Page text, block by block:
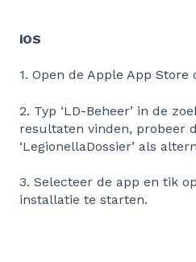
iOS
1. Open de Apple App Store
2. Typ ‘LD-Beheer’ in de
resultaten vinden, probeer
‘LegionellaDossier’ als
3. Selecteer de app en tik
installatie te starten.